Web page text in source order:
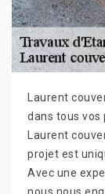
Laurent
dans tous vos
Laurent
projet est
Avec une
nous nous